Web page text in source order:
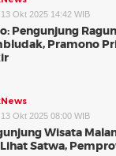
13 Okt 2025 14:42 WIB
Pengunjung
Pramono
13 Okt 2025 08:00 WIB
Wisata
Satwa,